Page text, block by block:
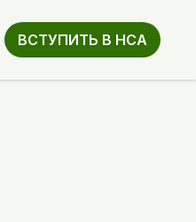
ВСТУПИТЬ В НСА